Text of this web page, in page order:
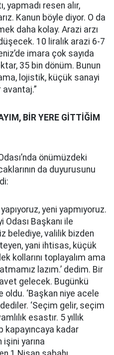
yapmadı resen alır,
Kanun böyle diyor. O da
daha kolay. Arazi arzı
10 liralık arazi 6-7
imara çok sayıda
35 bin dönüm. Bunun
lojistik, küçük sanayi
avantaj.”
BİR YERE GİTTİĞİM
önümüzdeki
da duyurusunu
yeni yapmıyoruz.
Başkanı ile
belediye, valilik bizden
yani ihtisas, küçük
kollarını toplayalım ama
lazım.’ dedim. Bir
gelecek. Bugünkü
oldu. ‘Başkan niye acele
‘Seçim gelir, seçim
esastır. 5 yıllık
kapayıncaya kadar
yarına